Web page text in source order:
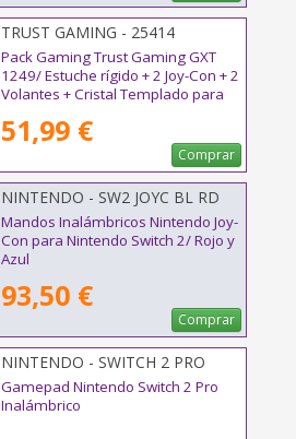
TRUST GAMING - 25414
Pack Gaming Trust Gaming GXT
1249/ Estuche rígido + 2 Joy-Con + 2
Volantes + Cristal Templado para
51,99 €
Comprar
NINTENDO - SW2 JOYC BL RD
Mandos Inalámbricos Nintendo Joy-
Con para Nintendo Switch 2/ Rojo y
Azul
93,50 €
Comprar
NINTENDO - SWITCH 2 PRO
Gamepad Nintendo Switch 2 Pro
Inalámbrico